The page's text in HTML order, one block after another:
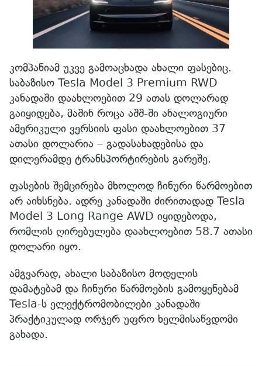
კომპანიამ უკვე გამოაცხადა ახალი ფასებიც.
საბაზისო Tesla Model 3 Premium RWD
კანადაში დაახლოებით 29 ათას დოლარად
გაიყიდება, მაშინ როცა აშშ-ში ანალოგიური
ამერიკული ვერსიის ფასი დაახლოებით 37
ათასი დოლარია – გადასახადებისა და
დილერამდე ტრანსპორტირების გარეშე.
ფასების შემცირება მხოლოდ ჩინური წარმოებით
არ აიხსნება. ადრე კანადაში ძირითადად Tesla
Model 3 Long Range AWD იყიდებოდა,
რომლის ღირებულება დაახლოებით 58.7 ათასი
დოლარი იყო.
ამგვარად, ახალი საბაზისო მოდელის
დამატებამ და ჩინური წარმოების გამოყენებამ
Tesla-ს ელექტრომობილები კანადაში
პრაქტიკულად ორჯერ უფრო ხელმისაწვდომი
გახადა.